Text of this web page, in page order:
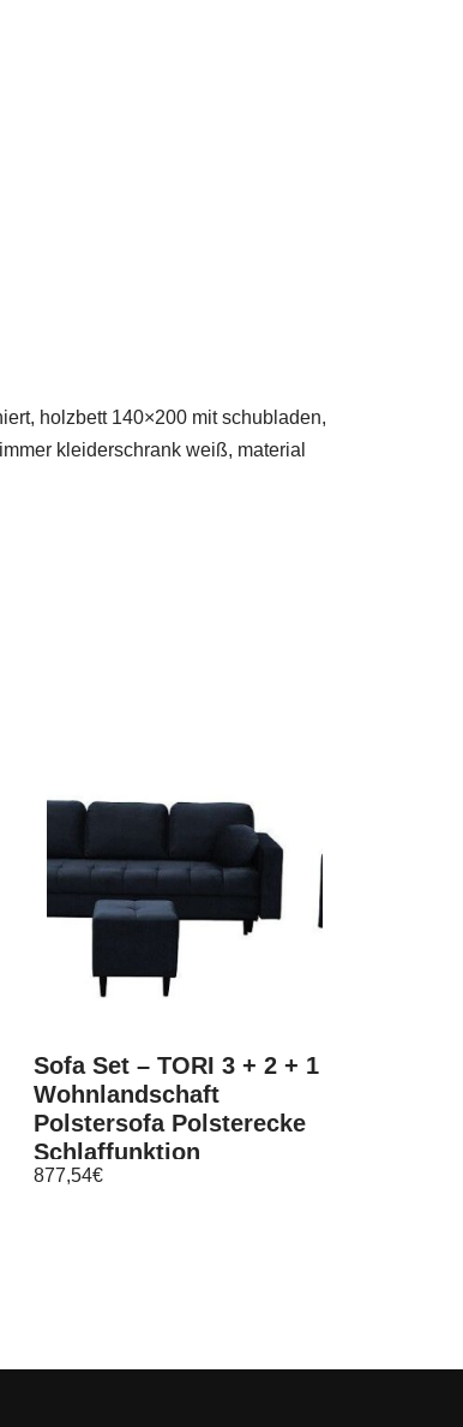
holzbett 140×200 mit schubladen,
kleiderschrank weiß, material
Sofa Set – TORI 3 + 2 + 1
Wohnlandschaft
Polstersofa Polsterecke
Schlaffunktion
877,54€